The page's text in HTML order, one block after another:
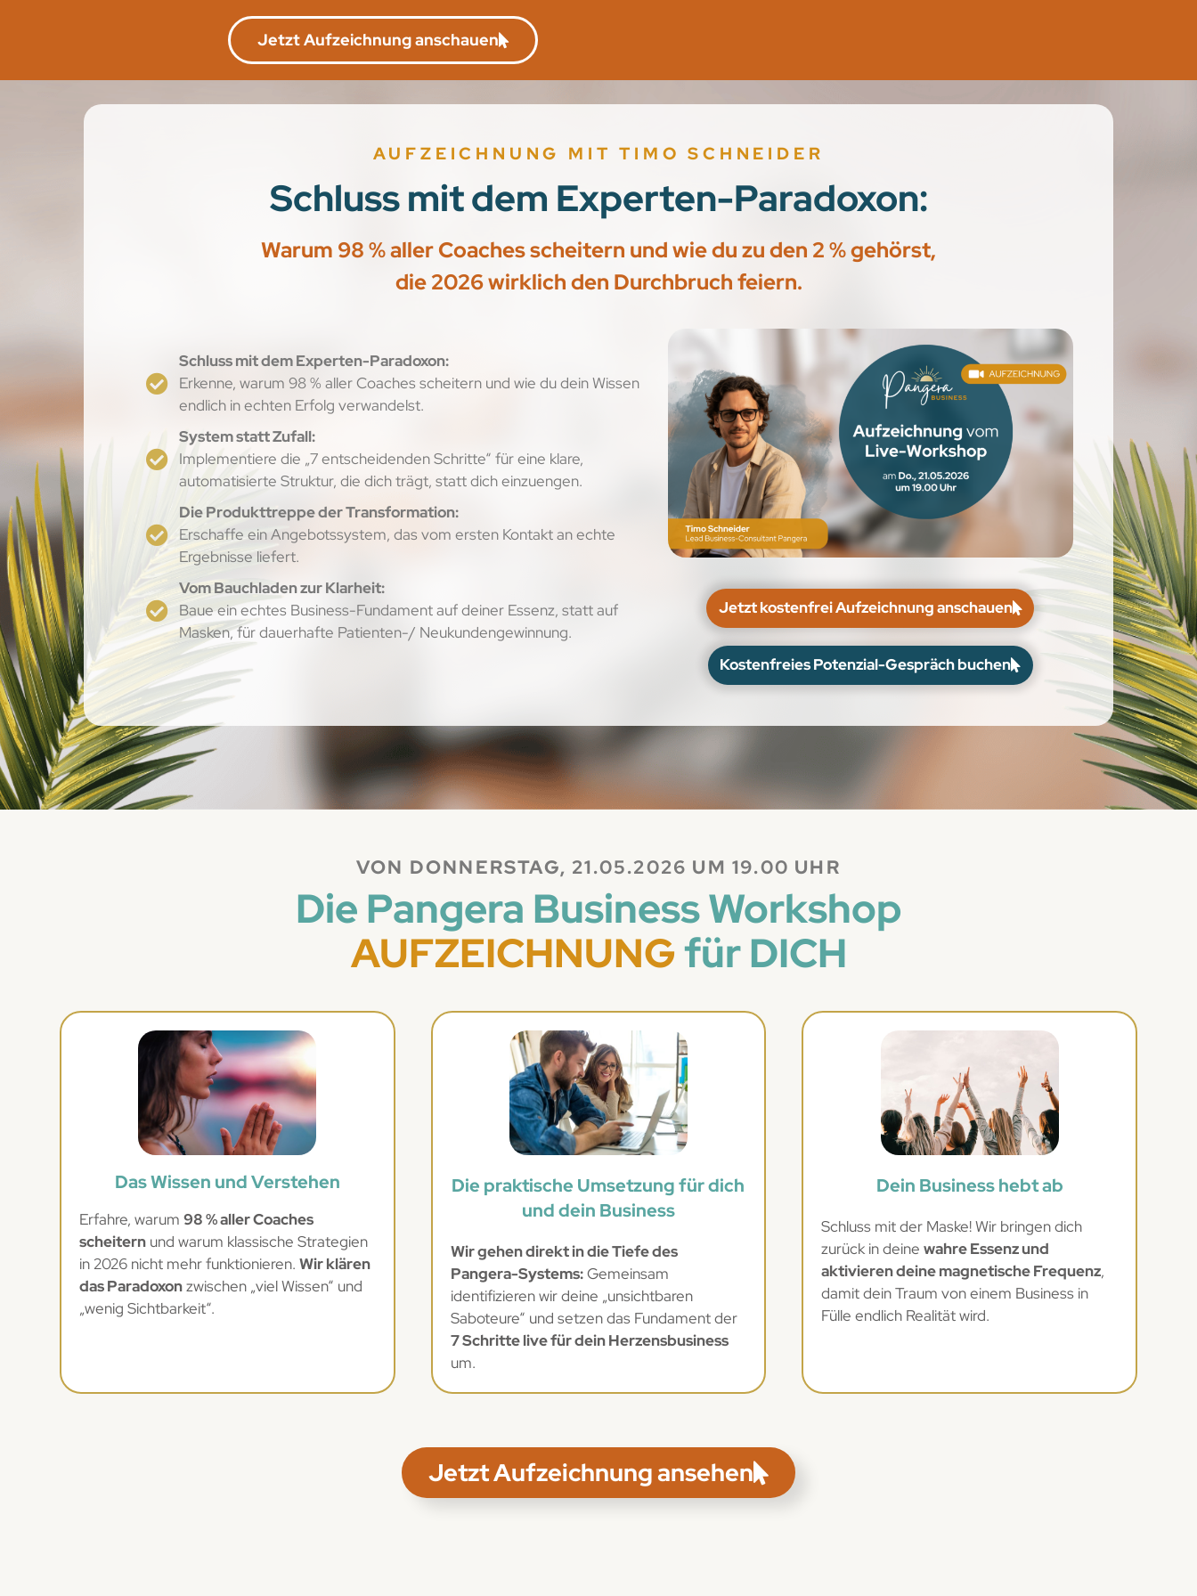
Jetzt Aufzeichnung anschauen
AUFZEICHNUNG MIT TIMO SCHNEIDER
Schluss mit dem Experten-Paradoxon:
Warum 98 % aller Coaches scheitern und wie du zu den 2 % gehörst,
die 2026 wirklich den Durchbruch feiern.
Schluss mit dem Experten-Paradoxon:
Erkenne, warum 98 % aller Coaches scheitern und wie du dein Wissen
endlich in echten Erfolg verwandelst.
System statt Zufall:
Implementiere die „7 entscheidenden Schritte“ für eine klare,
automatisierte Struktur, die dich trägt, statt dich einzuengen.
Die Produkttreppe der Transformation:
Erschaffe ein Angebotssystem, das vom ersten Kontakt an echte
Ergebnisse liefert.
Vom Bauchladen zur Klarheit:
Baue ein echtes Business-Fundament auf deiner Essenz, statt auf
Masken, für dauerhafte Patienten-/ Neukundengewinnung.
Jetzt kostenfrei Aufzeichnung anschauen
Kostenfreies Potenzial-Gespräch buchen
VON DONNERSTAG, 21.05.2026 UM 19.00 UHR
Die Pangera Business Workshop
AUFZEICHNUNGfür DICH
Das Wissen und Verstehen
Erfahre, warum 98 % aller Coaches
scheiternund warum klassische Strategien
in 2026 nicht mehr funktionieren. Wir klären
das Paradoxonzwischen „viel Wissen“ und
„wenig Sichtbarkeit“.
Die praktische Umsetzung für dich
und dein Business
Wir gehen direkt in die Tiefe des
Pangera-Systems:Gemeinsam
identifizieren wir deine „unsichtbaren
Saboteure“ und setzen das Fundament der
7 Schritte live für dein Herzensbusiness
um.
Dein Business hebt ab
Schluss mit der Maske! Wir bringen dich
zurück in deinewahre Essenz und
aktivieren deine magnetische Frequenz,
damit dein Traum von einem Business in
Fülle endlich Realität wird.
Jetzt Aufzeichnung ansehen